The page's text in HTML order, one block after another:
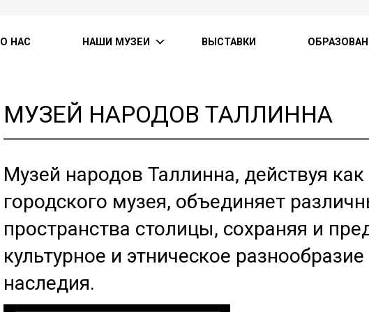
О НАС НАШИ МУЗЕИ ВЫСТАВКИ
МУЗЕЙ НАРОДОВ ТАЛЛИННА
Музей народов Таллинна, действуя
городского музея, объединяет
пространства столицы, сохраняя и
культурное и этническое
наследия.